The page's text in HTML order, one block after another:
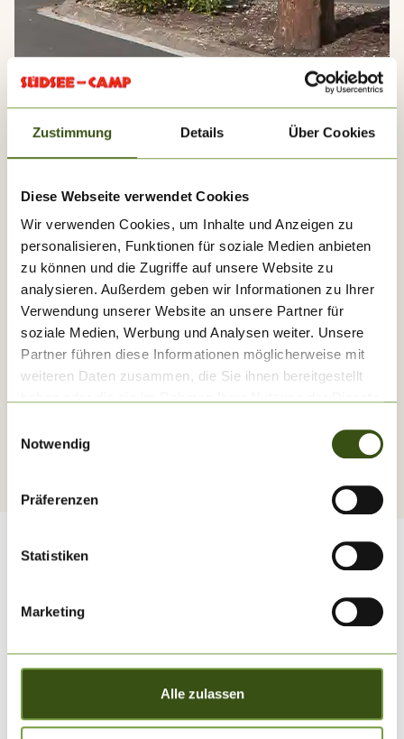
Zustimmung Details Über Cookies
Diese Webseite verwendet Cookies
Wir verwenden Cookies, um Inhalte und Anzeigen zu
personalisieren, Funktionen für soziale Medien anbieten
zu können und die Zugriffe auf unsere Website zu
analysieren. Außerdem geben wir Informationen zu Ihrer
Verwendung unserer Website an unsere Partner für
soziale Medien, Werbung und Analysen weiter. Unsere
Partner führen diese Informationen möglicherweise mit
weiteren Daten zusammen, die Sie ihnen bereitgestellt
Notwendig
Präferenzen
Statistiken
Marketing
Alle zulassen
Alle Einrichtungen auf einen Blick
Öffnungszeiten im Südsee-
Camp
Was hat wann geöffnet?
Das Südsee-Camp ist grundsätzlich ganzjährig geöffnet
- die Öffnungszeiten unserer Angebote vor Ort variieren
je nach Saisonzeit.
Supermarkt & Shops